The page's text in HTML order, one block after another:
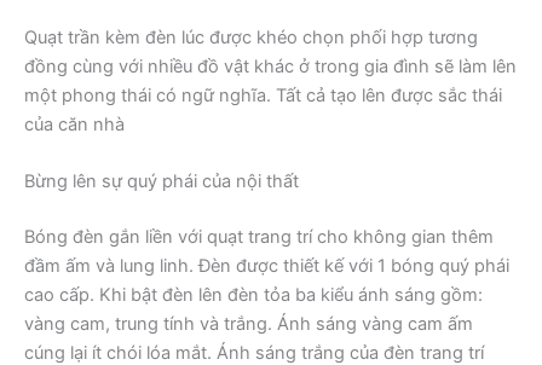
Quạt trần kèm đèn lúc được khéo chọn phối hợp tương
đồng cùng với nhiều đồ vật khác ở trong gia đình sẽ làm lên
một phong thái có ngữ nghĩa. Tất cả tạo lên được sắc thái
của căn nhà
Bừng lên sự quý phái của nội thất
Bóng đèn gắn liền với quạt trang trí cho không gian thêm
đầm ấm và lung linh. Đèn được thiết kế với 1 bóng quý phái
cao cấp. Khi bật đèn lên đèn tỏa ba kiểu ánh sáng gồm:
vàng cam, trung tính và trắng. Ánh sáng vàng cam ấm
cúng lại ít chói lóa mắt. Ánh sáng trắng của đèn trang trí